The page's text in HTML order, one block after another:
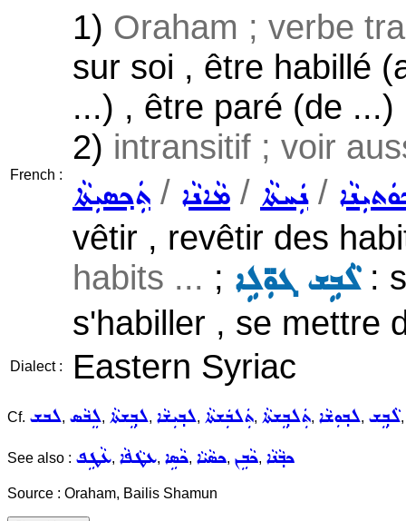
French :
1) Oraham ; verbe
sur soi , être habillé
...) , être paré (de
2) intransitif ; voir
ܬܲܟ݂ܣܝܼܬܵܐ / ܡܵܐܢܵܐ / ܢܲܚܬܵܐ/
vêtir , revêtir des
habits ... ; ܠܵܒܹܫ ܓܘܼ̈ܠܹܐ:
s'habiller , se mettre
Dialect : Eastern Syriac
Cf. ܠܒܫ, ܠܸܒܵܣ, ܠܒ݂ܸܫܬܵܐ, ܠܒ݂ܝܼܫܵܐ, ܬܲܠܒܲܫܬܵܐ, ܬܲܠܒ݂ܸܫܬܵܐ, ܠܒ݂ܘܼܫܵܐ, ܠܵܒ݂ܸܫ
See also : ܥܵܛܹܦ, ܥܛܵܦܵܐ, ܟܵܣܹܐ, ܟܣܵܝܵܐ, ܟܵܒܹܢ, ܟܒ݂ܵܢܵܐ
Source : Oraham, Bailis Shamun